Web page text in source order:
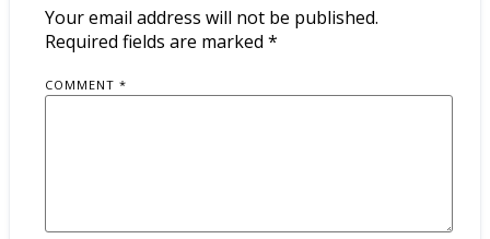
Your email address will not be published.
Required fields are marked *
COMMENT *